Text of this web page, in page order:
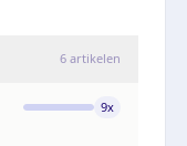
6 artikelen
9x